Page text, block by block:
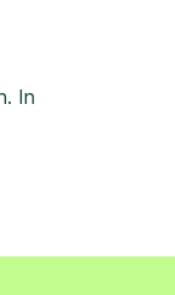
In